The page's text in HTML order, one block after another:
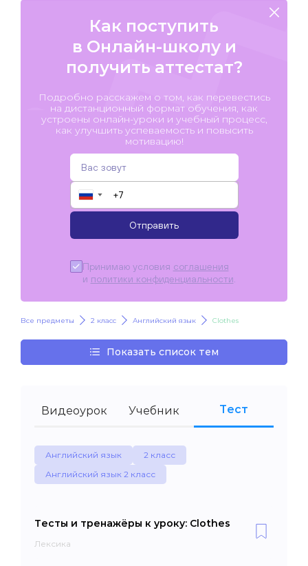
Как поступить
в Онлайн-школу и
получить аттестат?
Подробно расскажем о том, как перевестись
на дистанционный формат обучения, как
устроены онлайн-уроки и учебный процесс,
как улучшить успеваемость и повысить
мотивацию!
▼
Отправить
Принимаю условия соглашения
и политики конфиденциальности
Все предметы 2 класс Английский язык Clothes
Показать список тем
Видеоурок Учебник Тест
Английский язык
2 класс
Английский язык 2 класс
Тесты и тренажёры к уроку: Clothes
Лексика